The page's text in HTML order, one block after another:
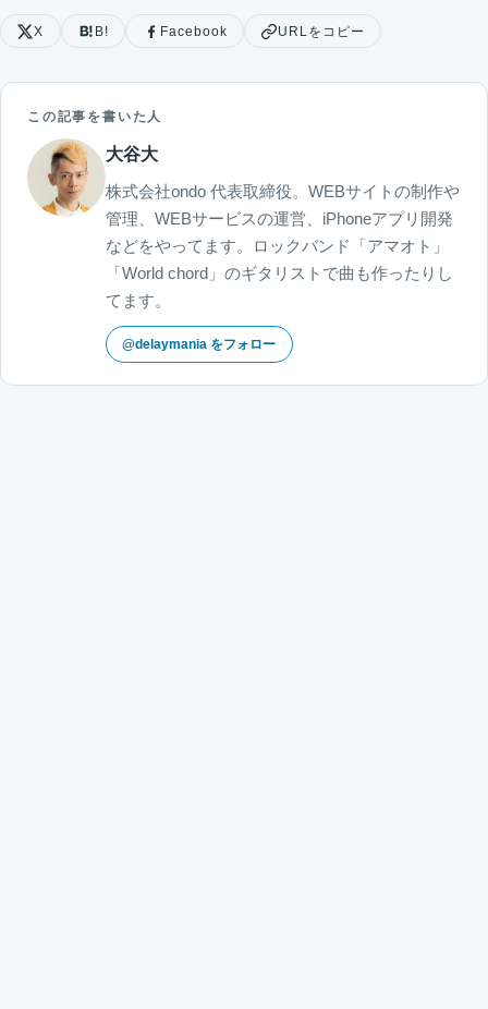
X B! Facebook URLをコピー
この記事を書いた人
大谷大
株式会社ondo 代表取締役。WEBサイトの制作や
管理、WEBサービスの運営、iPhoneアプリ開発
などをやってます。ロックバンド「アマオト」
「World chord」のギタリストで曲も作ったりし
てます。
@delaymania をフォロー